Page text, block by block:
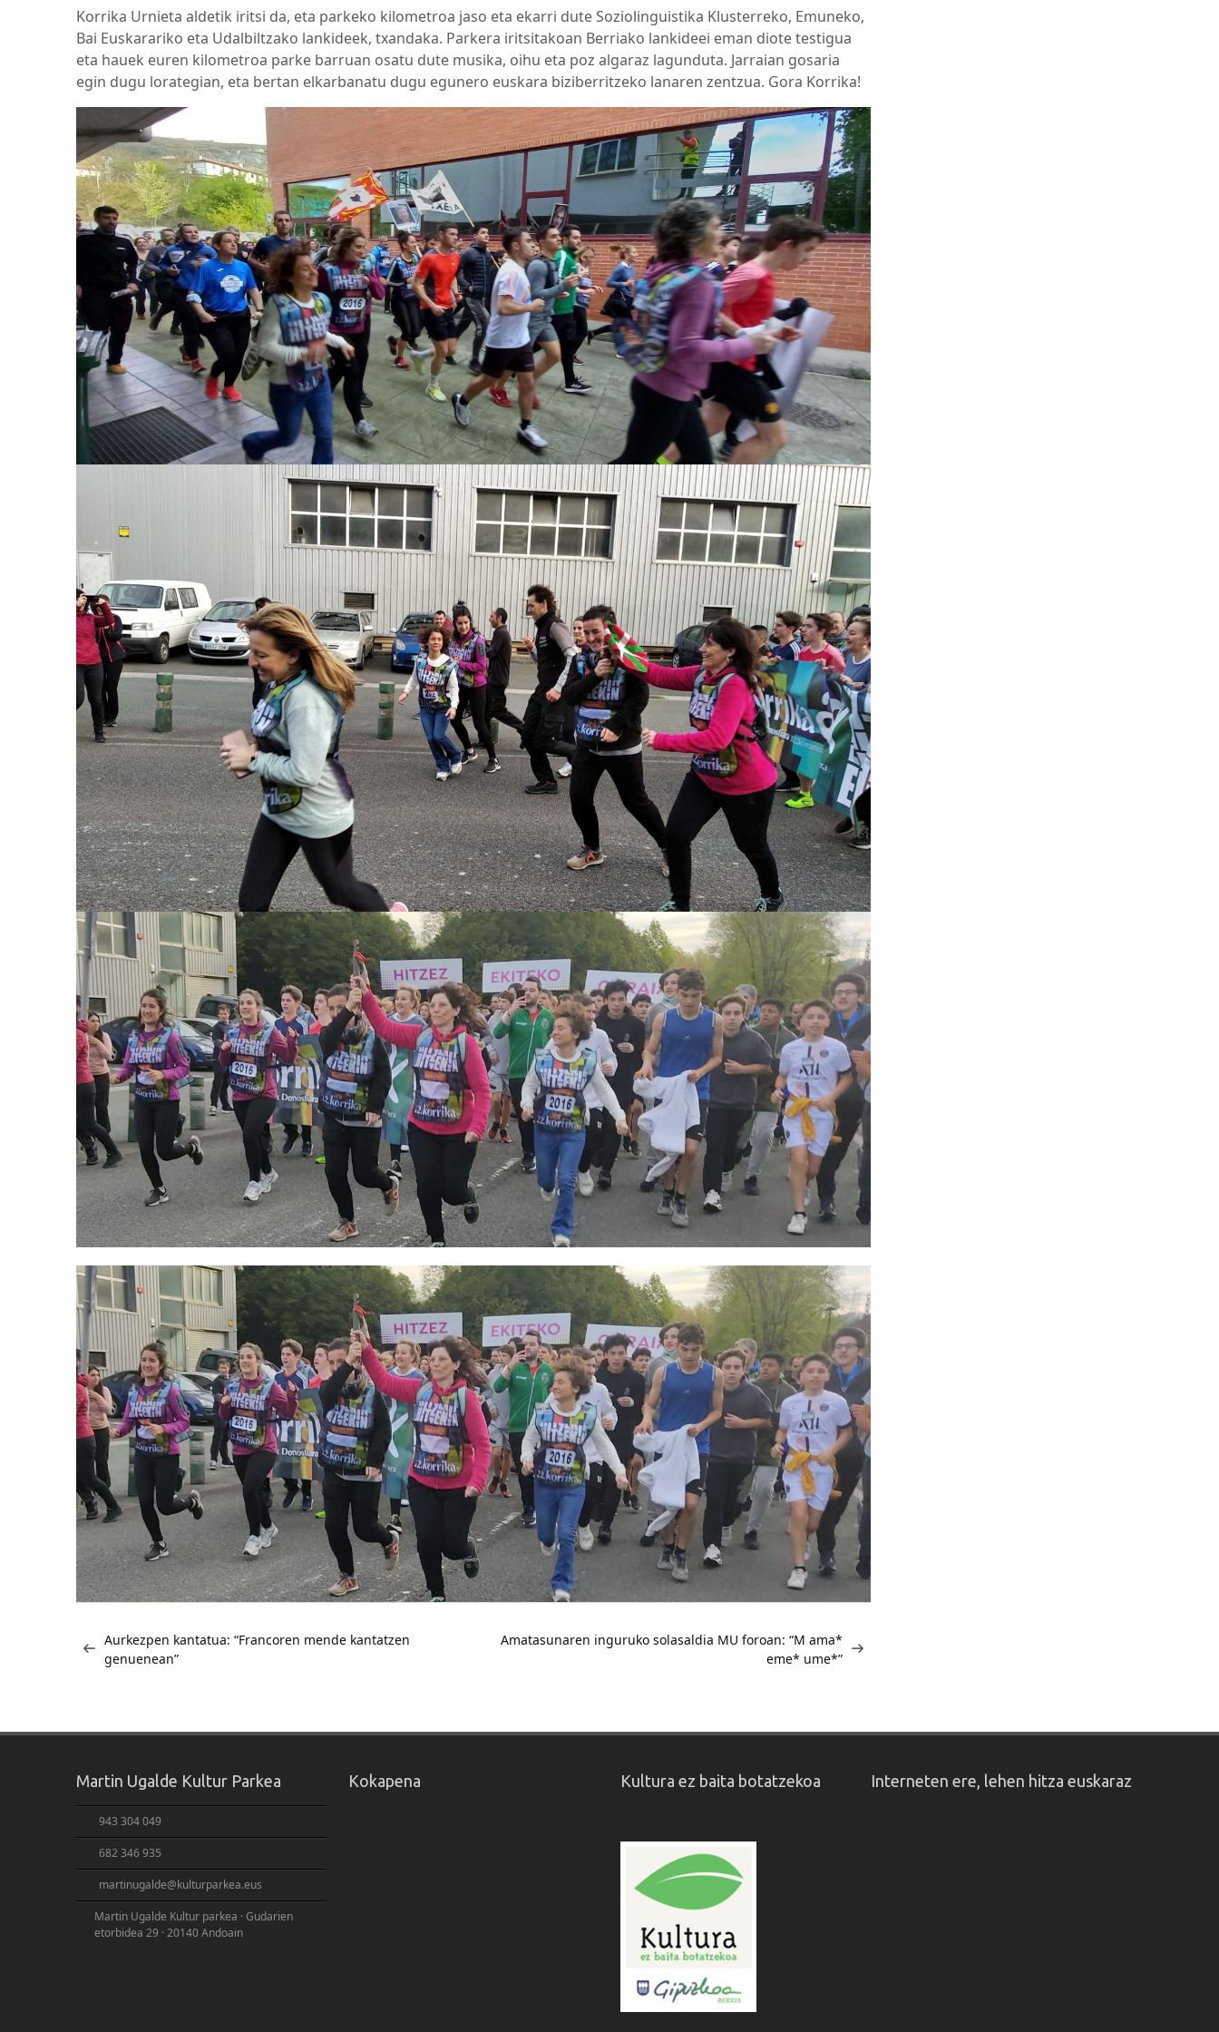
Korrika Urnieta aldetik iritsi da, eta parkeko kilometroa jaso eta ekarri dute Soziolinguistika Klusterreko, Emuneko,
Bai Euskarariko eta Udalbiltzako lankideek, txandaka. Parkera iritsitakoan Berriako lankideei eman diote testigua
eta hauek euren kilometroa parke barruan osatu dute musika, oihu eta poz algaraz lagunduta. Jarraian gosaria
egin dugu lorategian, eta bertan elkarbanatu dugu egunero euskara biziberritzeko lanaren zentzua. Gora Korrika!
zehar
Aurkezpen kantatua: “Francoren mende kantatzen
genuenean”
Amatasunaren inguruko solasaldia MU foroan: “M ama*
eme* ume*”
Martin Ugalde Kultur Parkea
943 304 049
682 346 935
martinugalde@kulturparkea.eus
Martin Ugalde Kultur parkea · Gudarien
etorbidea 29 · 20140 Andoain
Kokapena Kultura ez baita botatzekoa Interneten ere, lehen hitza euskaraz